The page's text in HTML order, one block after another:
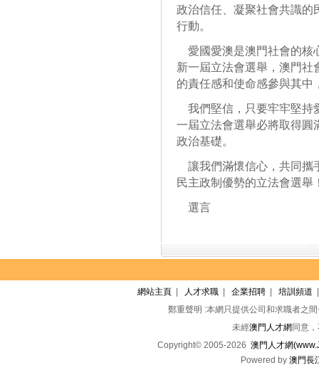
政治信任、凝聚社會共識的
行動。
愛國愛澳是澳門社會的核
新一屆立法會選舉，澳門社
的責任感和使命感參與其中
我們堅信，只要牢牢堅持
一屆立法會選舉必將取得圓
政治基礎。
讓我們滿懷信心，共同攜
民主政制優勢的立法會選舉
選言
網站主頁 人才求職 企業招聘 培訓頻道
鄭重聲明 :本網只提供公司和求職者之
未經澳門人才網 同意
Copyright© 2005-2026 澳門人才網
Powered by 澳門長